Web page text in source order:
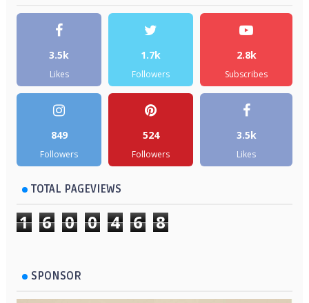
3.5k
Likes
1.7k
Followers
2.8k
Subscribes
849
Followers
524
Followers
3.5k
Likes
TOTAL PAGEVIEWS
1 6 0 0 4 6 8
SPONSOR